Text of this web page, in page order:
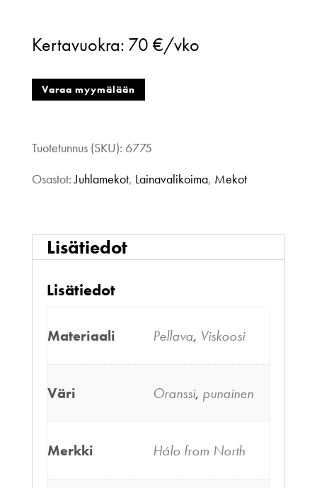
linen
mini
dress,
40
Kertavuokra: 70 €/vko
Varaa myymälään
Tuotetunnus (SKU): 6775
Osastot:Juhlamekot, Lainavalikoima, Mekot
Lisätiedot
Lisätiedot
Materiaali Pellava, Viskoosi
Väri Oranssi, punainen
Merkki Hálo from North